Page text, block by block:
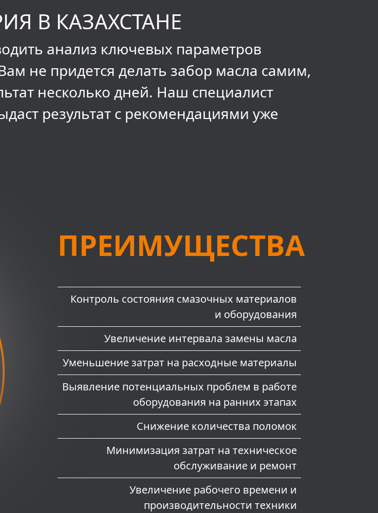
В КАЗАХСТАНЕ
анализ ключевых параметров
не придется делать забор масла самим,
несколько дней. Наш специалист
результат с рекомендациями уже
ПРЕИМУЩЕСТВА
Контроль состояния смазочных материалов
и оборудования
Увеличение интервала замены масла
Уменьшение затрат на расходные материалы
Выявление потенциальных проблем в работе
оборудования на ранних этапах
Снижение количества поломок
Минимизация затрат на техническое
обслуживание и ремонт
Увеличение рабочего времени и
производительности техники